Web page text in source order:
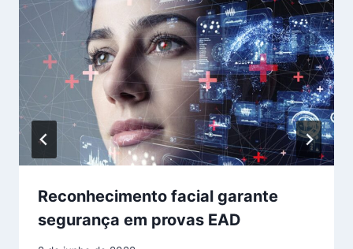
Reconhecimento facial garante
segurança em provas EAD